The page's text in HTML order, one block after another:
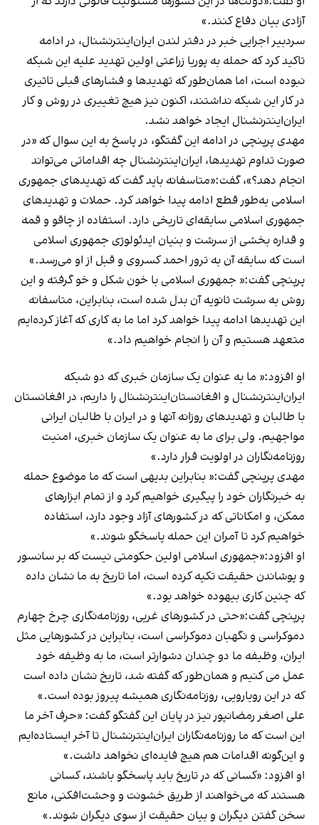
آزادی بیان دفاع کنند.»
سردبیر اجرایی خبر در دفتر لندن ایران‌اینترنشنال، در ادامه
تاکید کرد که حمله به پوریا زراعتی اولین تهدید علیه این شبکه
نبوده است، اما همان‌طور که تهدیدها و فشارهای قبلی تاثیری
در کار این شبکه نداشتند، اکنون نیز هیچ تغییری در روش و کار
ایران‌اینترنشنال ایجاد خواهد نشد.
مهدی پرپنچی در ادامه این گفتگو، در پاسخ به این سوال که «در
صورت تداوم تهدیدها، ایران‌اینترنشنال چه اقداماتی می‌تواند
انجام دهد؟»، گفت:«متاسفانه باید گفت که تهدیدهای جمهوری
اسلامی به‌طور قطع ادامه پیدا خواهد کرد. حملات و تهدیدهای
جمهوری اسلامی سابقه‌ای تاریخی دارد. استفاده از چاقو و قمه
و قداره بخشی از سرشت و بنیان ایدئولوژی جمهوری اسلامی
است که سابقه آن به ترور احمد کسروی و قبل از او می‌رسد.»
پرپنچی گفت:« جمهوری اسلامی با خون شکل و خو گرفته و این
روش به سرشت ثانویه آن بدل شده است، بنابراین، متاسفانه
این تهدیدها ادامه پیدا خواهد کرد اما ما به کاری که آغاز کرده‌ایم
متعهد هستیم و آن را انجام خواهیم داد.»
او افزود:« ما به عنوان یک سازمان خبری که دو شبکه
ایران‌اینترنشنال و افغانستان‌اینترنشنال را داریم، در افغانستان
با طالبان و تهدیدهای روزانه آنها و در ایران با طالبان ایرانی
مواجهیم. ولی برای ما به عنوان یک سازمان خبری، امنیت
روزنامه‌نگاران در اولویت قرار دارد.»
مهدی پرپنچی گفت:« بنابراین بدیهی است که ما موضوع حمله
به خبرنگاران خود را پیگیری خواهیم کرد و از تمام ابزارهای
ممکن، و امکاناتی که در کشورهای آزاد وجود دارد، استفاده
خواهیم کرد تا آمران این حمله پاسخگو شوند.»
او افزود:«جمهوری اسلامی اولین حکومتی نیست که بر سانسور
و پوشاندن حقیقت تکیه کرده است، اما تاریخ به ما نشان داده
که چنین کاری بیهوده خواهد بود.»
پرپنچی گفت:«حتی در کشورهای غریی، روزنامه‌نگاری چرخ چهارم
دموکراسی و نگهبان دموکراسی است، بنابراین در کشورهایی مثل
ایران، وظیفه ما دو چندان دشوارتر است، ما به وظیفه خود
عمل می کنیم و همان‌طور که گفته شد، تاریخ نشان داده است
که در این رویارویی، روزنامه‌نگاری همیشه پیروز بوده است.»
علی اصغر رمضانپور نیز در پایان این گفتگو گفت: «حرف آخر ما
این است که ما روزنامه‌‎نگاران ایران‌اینترنشنال تا آخر ایستاده‌ایم
و این‌گونه اقدامات هم هیچ فایده‌ای نخواهد داشت.»
او افزود: «کسانی که در تاریخ باید پاسخگو باشند، کسانی
هستند که می‌خواهند از طریق خشونت و وحشت‌افکنی، مانع
سخن گفتن دیگران و بیان حقیقت از سوی دیگران شوند.»